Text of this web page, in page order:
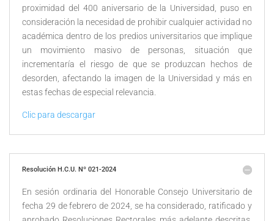
proximidad del 400 aniversario de la Universidad, puso en
consideración la necesidad de prohibir cualquier actividad no
académica dentro de los predios universitarios que implique
un movimiento masivo de personas, situación que
incrementaría el riesgo de que se produzcan hechos de
desorden, afectando la imagen de la Universidad y más en
estas fechas de especial relevancia.
Clic para descargar
Resolución H.C.U. Nº 021-2024
En sesión ordinaria del Honorable Consejo Universitario de
fecha 29 de febrero de 2024, se ha considerado, ratificado y